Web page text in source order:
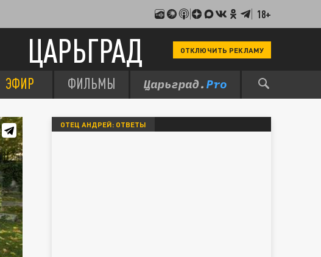
18+
ЦАРЬГРАД ОТКЛЮЧИТЬ РЕКЛАМУ
ЭФИР ФИЛЬМЫ
ОТЕЦ АНДРЕЙ: ОТВЕТЫ